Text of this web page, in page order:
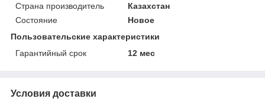
Страна производитель
Казахстан
Состояние
Новое
Пользовательские характеристики
Гарантийный срок
12 мес
Условия доставки